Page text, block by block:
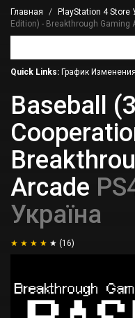
Главная PlayStation 4 Store
Edition) - Breakthrough Gaming
Quick Links: График
Baseball
Arcade
Україна
(16)